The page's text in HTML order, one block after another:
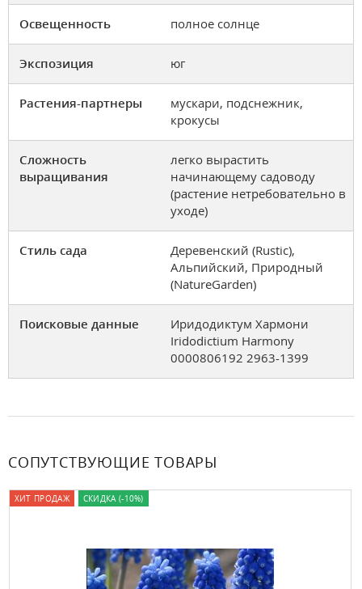
Освещенность полное солнце
Экспозиция юг
Растения-партнеры
мускари, подснежник,
крокусы
Сложность
выращивания
легко вырастить
начинающему садоводу
(растение нетребовательно в
уходе)
Стиль сада
Деревенский (Rustic),
Альпийский, Природный
(NatureGarden)
Поисковые данные
Иридодиктум Хармони
Iridodictium Harmony
0000806192 2963-1399
СОПУТСТВУЮЩИЕ ТОВАРЫ
ХИТ ПРОДАЖ СКИДКА (-10%)